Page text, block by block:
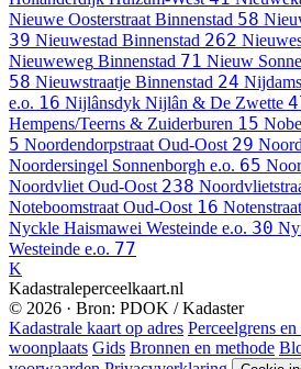
Nieuwe Oosterstraat Binnenstad 58
39 Nieuwestad Binnenstad 262
Nieuweweg Binnenstad 71 Nieuw
58 Nieuwstraatje Binnenstad 24
e.o. 16 Nijlânsdyk Nijlân & De Zwette
Hempens/Teerns & Zuiderburen 15
5 Noordendorpstraat Oud-Oost 29
Noordersingel Sonnenborgh e.o. 65
Noordvliet Oud-Oost 238
Noteboomstraat Oud-Oost 16 Notenstraat
Nyckle Haismawei Westeinde e.o. 30
Westeinde e.o. 77
K
Kadastraleperceelkaart.nl
© 2026 · Bron: PDOK / Kadaster
Kadastrale kaart op adres Perceelgrens
woonplaats Gids Bronnen en methode